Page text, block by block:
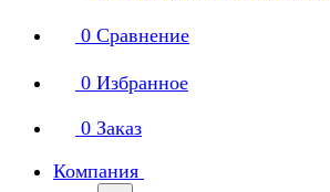
0 Сравнение
0 Избранное
0 Заказ
Компания